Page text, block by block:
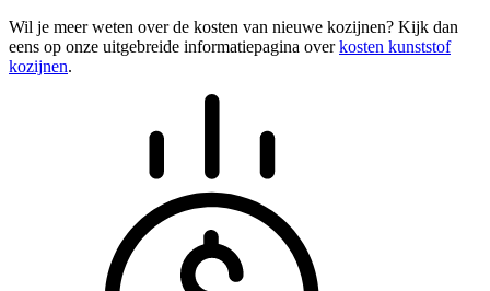
Wil je meer weten over de kosten van nieuwe kozijnen? Kijk dan
eens op onze uitgebreide informatiepagina overkosten kunststof
kozijnen.